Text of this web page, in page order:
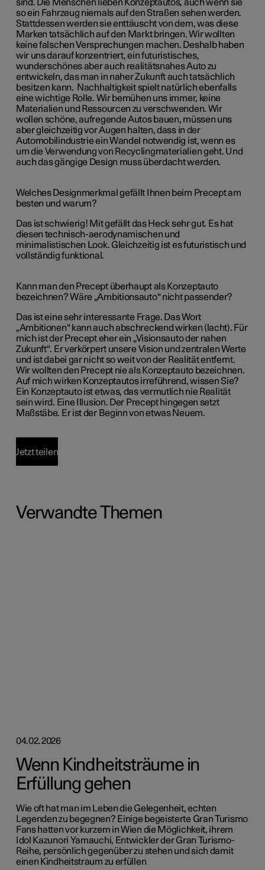
sind. Die Menschen lieben Konzeptautos, auch wenn sie
so ein Fahrzeug niemals auf den Straßen sehen werden.
Stattdessen werden sie enttäuscht von dem, was diese
Marken tatsächlich auf den Markt bringen. Wir wollten
keine falschen Versprechungen machen. Deshalb haben
wir uns darauf konzentriert, ein futuristisches,
wunderschönes aber auch realitätsnahes Auto zu
entwickeln, das man in naher Zukunft auch tatsächlich
besitzen kann. Nachhaltigkeit spielt natürlich ebenfalls
eine wichtige Rolle. Wir bemühen uns immer, keine
Materialien und Ressourcen zu verschwenden. Wir
wollen schöne, aufregende Autos bauen, müssen uns
aber gleichzeitig vor Augen halten, dass in der
Automobilindustrie ein Wandel notwendig ist, wenn es
um die Verwendung von Recyclingmaterialien geht. Und
auch das gängige Design muss überdacht werden.
Welches Designmerkmal gefällt Ihnen beim Precept am
besten und warum?
Das ist schwierig! Mit gefällt das Heck sehr gut. Es hat
diesen technisch-aerodynamischen und
minimalistischen Look. Gleichzeitig ist es futuristisch und
vollständig funktional.
Kann man den Precept überhaupt als Konzeptauto
bezeichnen? Wäre „Ambitionsauto“ nicht passender?
Das ist eine sehr interessante Frage. Das Wort
„Ambitionen“ kann auch abschreckend wirken (lacht). Für
mich ist der Precept eher ein „Visionsauto der nahen
Zukunft“. Er verkörpert unsere Vision und zentralen Werte
und ist dabei gar nicht so weit von der Realität entfernt.
Wir wollten den Precept nie als Konzeptauto bezeichnen.
Auf mich wirken Konzeptautos irreführend, wissen Sie?
Ein Konzeptauto ist etwas, das vermutlich nie Realität
sein wird. Eine Illusion. Der Precept hingegen setzt
Maßstäbe. Er ist der Beginn von etwas Neuem.
Jetzt teilen
Verwandte Themen
04.02.2026
Wenn Kindheitsträume in
Erfüllung gehen
Wie oft hat man im Leben die Gelegenheit, echten
Legenden zu begegnen? Einige begeisterte Gran Turismo
Fans hatten vor kurzem in Wien die Möglichkeit, ihrem
Idol Kazunori Yamauchi, Entwickler der Gran Turismo-
Reihe, persönlich gegenüber zu stehen und sich damit
einen Kindheitstraum zu erfüllen